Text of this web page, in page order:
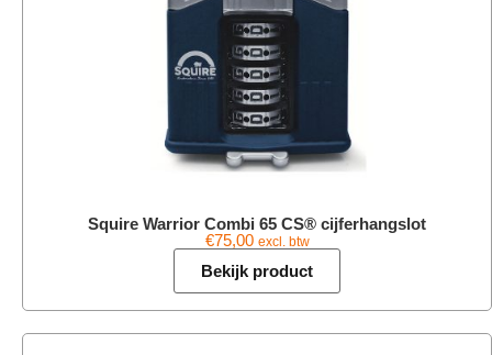
Squire Warrior Combi 65 CS® cijferhangslot
€75,00 excl. btw
Bekijk product